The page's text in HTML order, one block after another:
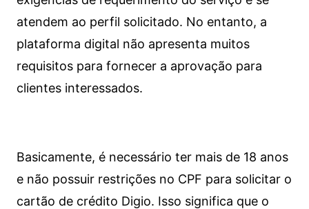
atendem ao perfil solicitado. No entanto, a
plataforma digital não apresenta muitos
requisitos para fornecer a aprovação para
clientes interessados.
Basicamente, é necessário ter mais de 18 anos
e não possuir restrições no CPF para solicitar o
cartão de crédito Digio. Isso significa que o